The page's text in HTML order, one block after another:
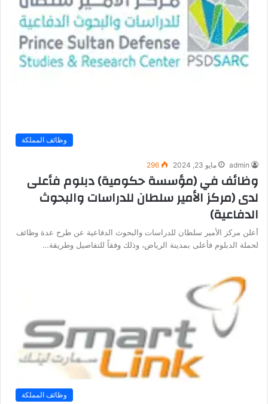
وظائف المملكة
admin مايو 23, 2024 296
وظائف في (مؤسسة حكومية) دبلوم فأعلى
لدى (مركز الأمير سلطان للدراسات والبحوث
الدفاعية)
أعلن مركز الأمير سلطان للدراسات والبحوث الدفاعية عن طرح عدة وظائف
لحملة الدبلوم فأعلى بمدينة الرياض، وذلك وفقاً للتفاصيل وطريقة…
وظائف المملكة